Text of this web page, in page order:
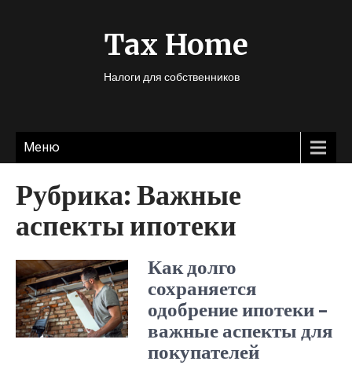
Tax Home
Налоги для собственников
Меню
Рубрика:Важные
аспекты ипотеки
Как долго
сохраняется
одобрение ипотеки –
важные аспекты для
покупателей